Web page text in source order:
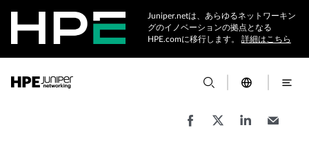
Juniper.netは、あらゆるネットワーキン
グのイノベーションの拠点となる
HPE.comに移行します。 詳細はこちら